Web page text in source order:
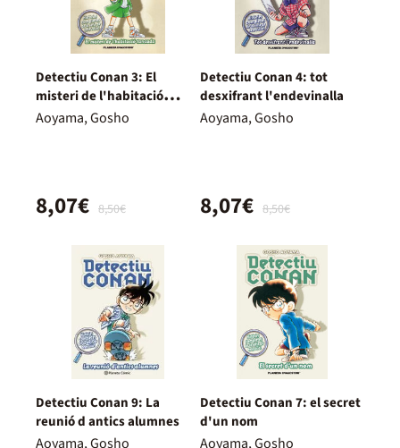
Detectiu Conan 3: El
misteri de l'habitació
tancada
Aoyama, Gosho
8,50€
8,07€
Detectiu Conan 4: tot
desxifrant l'endevinalla
Aoyama, Gosho
8,50€
8,07€
Detectiu Conan 9: La
reunió d antics alumnes
Aoyama, Gosho
Detectiu Conan 7: el secret
d'un nom
Aoyama, Gosho